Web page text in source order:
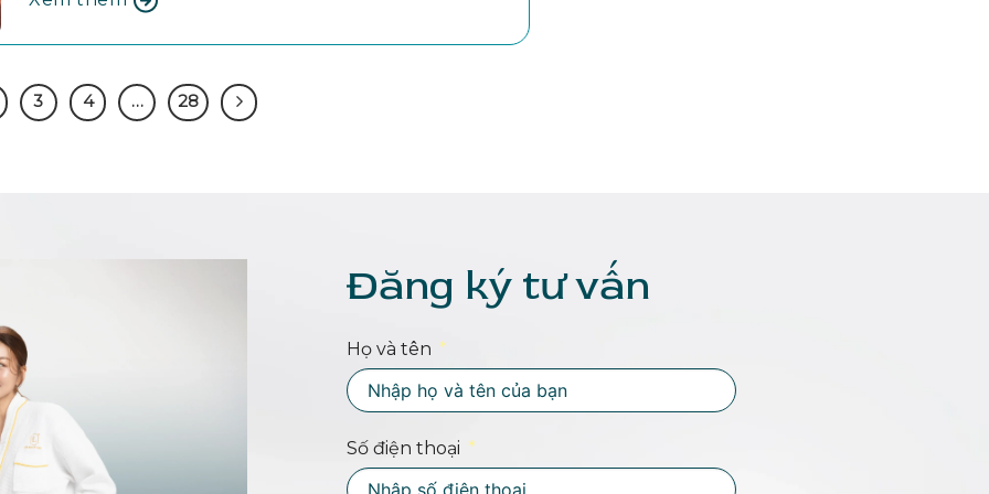
3 4 … 28
Đăng ký tư vấn
Họ và tên
Số điện thoại